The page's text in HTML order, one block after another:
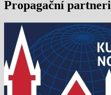
Propagační partneri